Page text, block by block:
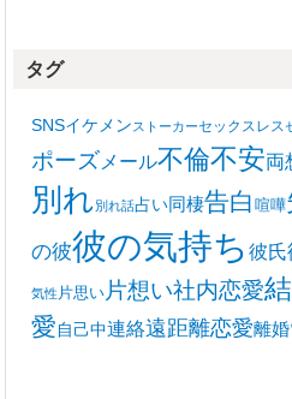
タグ
SNSイケメンストーカーセックスレス
ポーズ メール不倫不安両
別れ別れ話占い同棲告白 喧嘩
の彼彼の気持ち 彼氏
気性 片思い 片想い社内恋愛
愛自己中連絡遠距離恋愛離婚